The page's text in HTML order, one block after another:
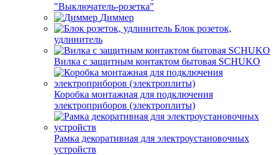
"Выключатель-розетка"
Диммер
Блок розеток,
удлинитель
Вилка с защитным контактом бытовая SCHUKO
Коробка монтажная для подключения
электроприборов (электроплиты)
Рамка декоративная для электроустановочных
устройств